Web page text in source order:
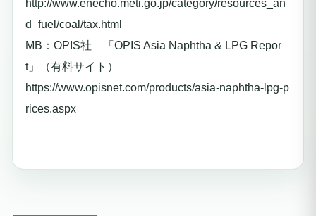
http://www.enecho.meti.go.jp/category/resources_an
d_fuel/coal/tax.html
MB：OPIS社 「OPIS Asia Naphtha & LPG Repor
t」（有料サイト）
https://www.opisnet.com/products/asia-naphtha-lpg-p
rices.aspx